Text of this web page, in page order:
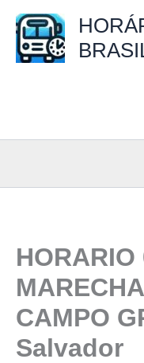
para
HORARIO
CAMPO
Salvador